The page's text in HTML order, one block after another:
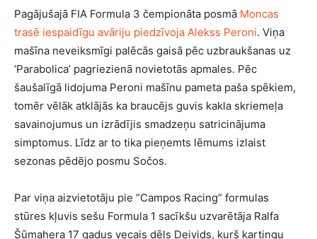
Pagājušajā FIA Formula 3 čempionāta posmā Moncas
trasē iespaidīgu avāriju piedzīvoja Alekss Peroni. Viņa
mašīna neveiksmīgi palēcās gaisā pēc uzbraukšanas uz
‘Parabolica’ pagriezienā novietotās apmales. Pēc
šaušalīgā lidojuma Peroni mašīnu pameta paša spēkiem,
tomēr vēlāk atklājās ka braucējs guvis kakla skriemeļa
savainojumus un izrādījis smadzeņu satricinājuma
simptomus. Līdz ar to tika pieņemts lēmums izlaist
sezonas pēdējo posmu Sočos.
Par viņa aizvietotāju pie “Campos Racing” formulas
stūres kļuvis sešu Formula 1 sacīkšu uzvarētāja Ralfa
Šūmahera 17 gadus vecais dēls Deivids, kurš kartingu